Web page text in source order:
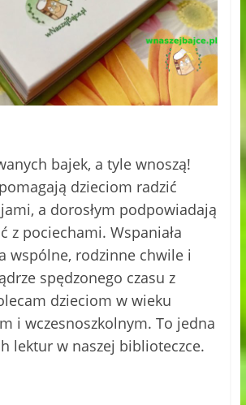
bajek, a tyle wnoszą!
dzieciom radzić
a dorosłym podpowiadają
z pociechami. Wspaniała
wspólne, rodzinne chwile i
spędzonego czasu z
dzieciom w wieku
i wczesnoszkolnym. To jedna
lektur w naszej biblioteczce.